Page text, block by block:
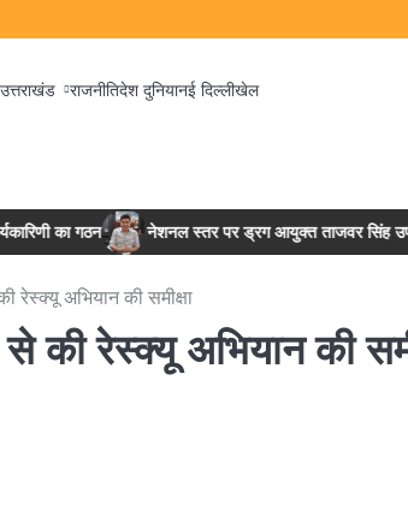
उत्तराखंड राजनीतिदेश दुनियानई दिल्लीखेल
नेशनल स्तर पर ड्रग आयुक्त ताजवर सिंह उर्फ जग्गी को किया गया
अभियान की समीक्षा
रेस्क्यू अभियान की